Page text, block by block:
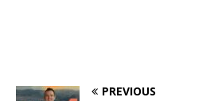
PREVIOUS